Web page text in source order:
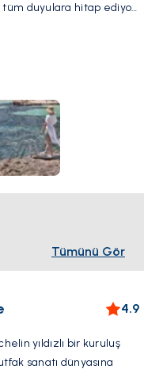
duyulara hitap ediyor.
uzanmak ve sakin
sahip el değmemiş bir
Tümünü Gör
4.9
yıldızlı bir kuruluş
sanatı dünyasına